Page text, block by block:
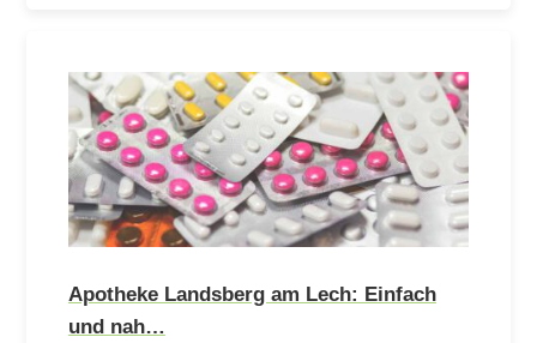
Apotheke Landsberg am Lech: Einfach
und nah…